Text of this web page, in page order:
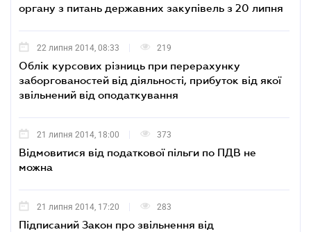
органу з питань державних закупівель з 20 липня
22 липня 2014, 08:33 219
Облік курсових різниць при перерахунку
заборгованостей від діяльності, прибуток від якої
звільнений від оподаткування
21 липня 2014, 18:00 373
Відмовитися від податкової пільги по ПДВ не
можна
21 липня 2014, 17:20 283
Підписаний Закон про звільнення від